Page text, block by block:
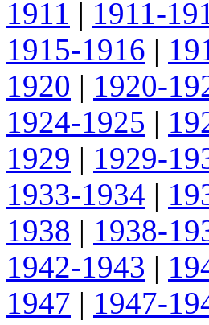
1911 | 1911-
1915-1916 |
1920 | 1920-
1924-1925 |
1929 | 1929-
1933-1934 |
1938 | 1938-
1942-1943 |
1947 | 1947-